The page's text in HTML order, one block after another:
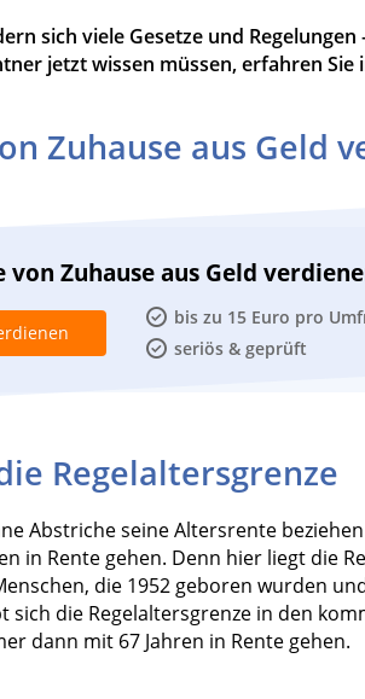
sich viele Gesetze und
jetzt wissen müssen, erfahren Sie
Zuhause aus Geld
von Zuhause aus Geld
bis zu 15 Euro pro
seriös & geprüft
Regelaltersgrenze
Abstriche seine Altersrente
in Rente gehen. Denn hier liegt die
die 1952 geboren wurden
sich die Regelaltersgrenze in den
dann mit 67 Jahren in Rente gehen.